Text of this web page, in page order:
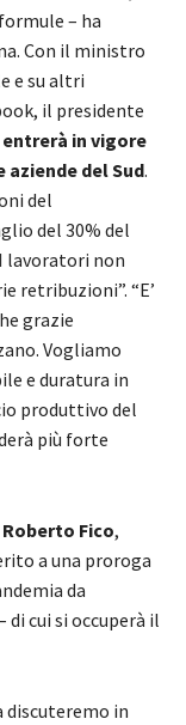
– ha
Con il ministro
e su altri
il presidente
in vigore
del Sud.
del
del 30% del
lavoratori non
retribuzioni”. “E’
grazie
Vogliamo
e duratura in
produttivo del
più forte
Roberto Fico,
a una proroga
da
di cui si occuperà il
discuteremo in